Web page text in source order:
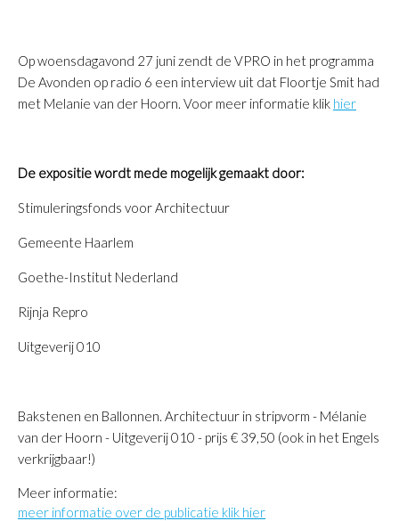
Op woensdagavond 27 juni zendt de VPRO in het programma
De Avonden op radio 6 een interview uit dat Floortje Smit had
met Melanie van der Hoorn. Voor meer informatie klik hier
De expositie wordt mede mogelijk gemaakt door:
Stimuleringsfonds voor Architectuur
Gemeente Haarlem
Goethe-Institut Nederland
Rijnja Repro
Uitgeverij 010
Bakstenen en Ballonnen. Architectuur in stripvorm - Mélanie
van der Hoorn - Uitgeverij 010 - prijs € 39,50 (ook in het Engels
verkrijgbaar!)
Meer informatie:
meer informatie over de publicatie klik hier